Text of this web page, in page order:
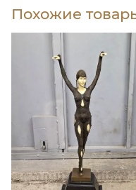
Похожие